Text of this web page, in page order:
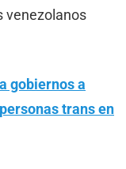
venezolanos
gobiernos a
trans en